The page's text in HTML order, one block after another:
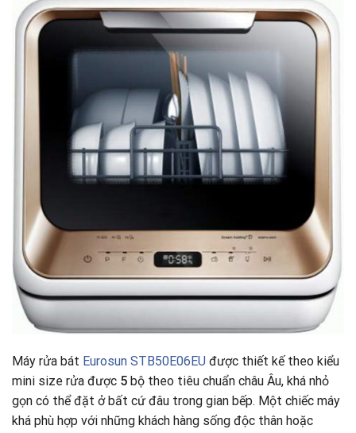
Máy rửa bát Eurosun STB50E06EU được thiết kế theo kiểu
mini size rửa được 5 bộ theo tiêu chuẩn châu Âu, khá nhỏ
gọn có thể đặt ở bất cứ đâu trong gian bếp. Một chiếc máy
khá phù hợp với những khách hàng sống độc thân hoặc